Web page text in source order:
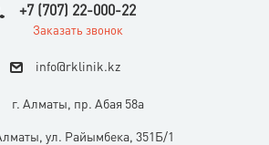
+7 (707) 22-000-22
Заказать звонок
info@rklinik.kz
г. Алматы, пр. Абая 58а
ул. Райымбека, 351Б/1